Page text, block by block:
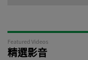
Featured Videos
精選影音